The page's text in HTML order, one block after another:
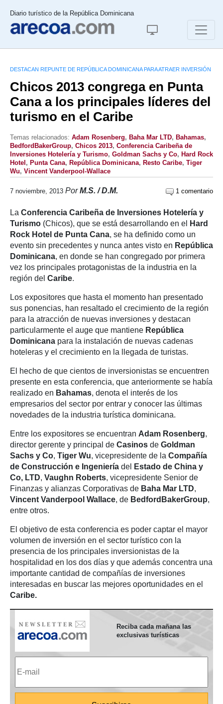
Diario turístico de la República Dominicana
DESTACAN REPUNTE DE REPÚBLICA DOMINICANA PARA ATRAER INVERSIÓN
Chicos 2013 congrega en Punta
Cana a los principales líderes del
turismo en el Caribe
Temas relacionados: Adam Rosenberg, Baha Mar LTD, Bahamas,
BedfordBakerGroup, Chicos 2013, Conferencia Caribeña de
Inversiones Hotelería y Turismo, Goldman Sachs y Co, Hard Rock
Hotel , Punta Cana, República Dominicana, Resto Caribe, Tiger
Wu, Vincent Vanderpool-Wallace
7 noviembre, 2013 PorM.S. / D.M. 1 comentario
La Conferencia Caribeña de Inversiones Hotelería y
Turismo (Chicos), que se está desarrollando en el
Hard
Rock Hotel de Punta Cana, se ha definido como un
evento sin precedentes y nunca antes visto en República
Dominicana, en donde se han congregado por primera
vez los principales protagonistas de la industria en la
región del Caribe.
Los expositores que hasta el momento han presentado
sus ponencias, han resaltado el crecimiento de la región
para la atracción de nuevas inversiones y destacan
particularmente el auge que mantiene República
Dominicana para la instalación de nuevas cadenas
hoteleras y el crecimiento en la llegada de turistas.
El hecho de que cientos de inversionistas se encuentren
presente en esta conferencia, que anteriormente se había
realizado en Bahamas, denota el interés de los
empresarios del sector por entrar y conocer las últimas
novedades de la industria turística dominicana.
Entre los expositores se encuentran Adam Rosenberg,
director gerente y principal de Casinos de Goldman
Sachs y Co, Tiger Wu, vicepresidente de la Compañía
de Construcción e Ingeniería del
Estado de China y
Co, LTD, Vaughn Roberts, vicepresidente Senior de
Finanzas y alianzas Corporativas de Baha Mar LTD,
Vincent Vanderpool Wallace, de BedfordBakerGroup,
entre otros.
El objetivo de esta conferencia es poder captar el mayor
volumen de inversión en el sector turístico con la
presencia de los principales inversionistas de la
hospitalidad en los dos días y que además concentra una
importante cantidad de compañías de inversiones
interesadas en buscar las mejores oportunidades en el
Caribe.
Reciba cada mañana las
exclusivas turísticas